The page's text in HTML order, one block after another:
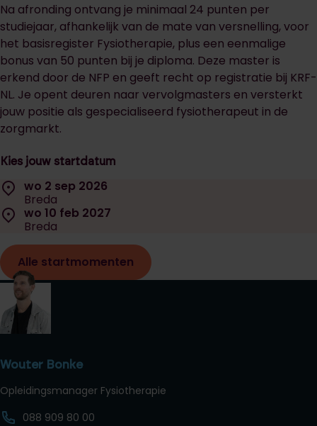
Na afronding ontvang je minimaal 24 punten per
studiejaar, afhankelijk van de mate van versnelling, voor
het basisregister Fysiotherapie, plus een eenmalige
bonus van 50 punten bij je diploma. Deze master is
erkend door de NFP en geeft recht op registratie bij KRF-
NL. Je opent deuren naar vervolgmasters en versterkt
jouw positie als gespecialiseerd fysiotherapeut in de
zorgmarkt.
Kies jouw startdatum
Selecteer een startdatum:
Datum:
wo 2 sep 2026
Locatie:
Breda
Datum:
wo 10 feb 2027
Locatie:
Breda
Alle startmomenten
Wouter Bonke
Opleidingsmanager Fysiotherapie
088 909 80 00